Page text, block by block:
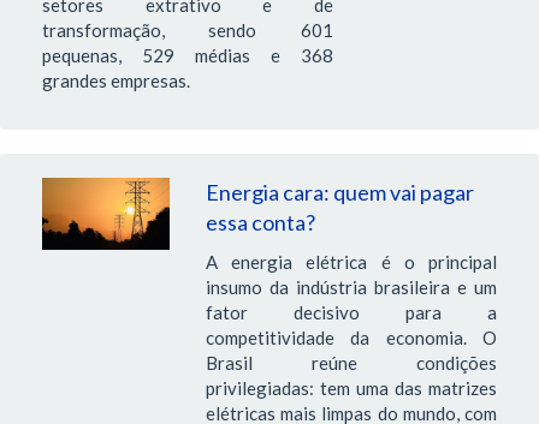
setores extrativo e de
transformação, sendo 601
pequenas, 529 médias e 368
grandes empresas.
Energia cara: quem vai pagar
essa conta?
A energia elétrica é o principal
insumo da indústria brasileira e um
fator decisivo para a
competitividade da economia. O
Brasil reúne condições
privilegiadas: tem uma das matrizes
elétricas mais limpas do mundo, com